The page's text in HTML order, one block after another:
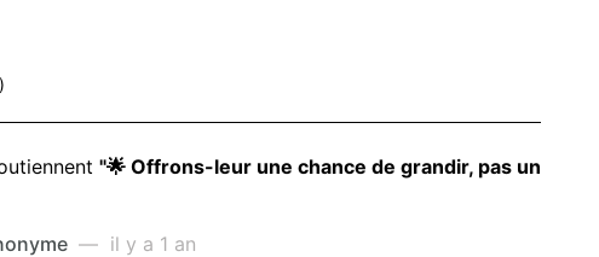
"🌟 Offrons-leur une chance de grandir, pas un
— il y a 1 an